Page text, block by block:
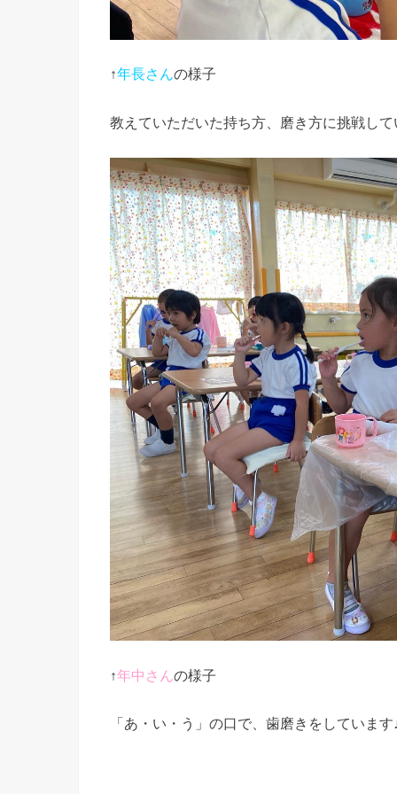
↑年長さんの様子
教えていただいた持ち方、磨き方に挑戦して
↑年中さんの様子
「あ・い・う」の口で、歯磨きをしています